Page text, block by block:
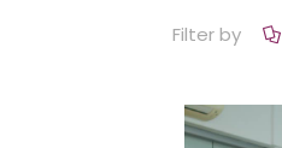
Filter by